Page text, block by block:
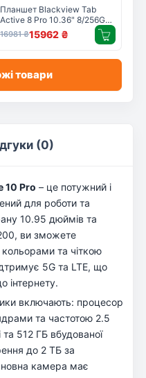
Планшет Blackview Tab
Active 8 Pro 10.36" 8/256GB
LTE Orange
(6931548313731)
16981₴15962 ₴
товари
(0)
10 Pro – це потужний і
для роботи та
10.95 дюймів та
ви зможете
та чіткою
5G та LTE, що
інтернету.
включають: процесор
та частотою 2.5
та 512 ГБ вбудованої
до 2 ТБ за
камера має